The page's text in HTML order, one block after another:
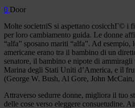
0 Door
Molte societпїЅ si aspettano cosicchГ© i
per loro cambiamento guida. Le donne
“alfa” sposano mariti “alfa”. Ad esempio,
americane erano tra il bambino di un
senatore, il bambino e nipote di ammiragli
Marina degli Stati Uniti d’America, e il
(George W. Bush, Al Gore, John
Attraverso sedurre donne, migliora il tuo
delle cose verso eleggere consuetudine.